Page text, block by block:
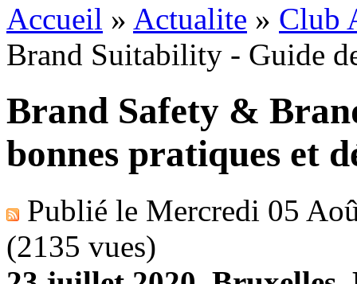
Accueil » Actualite » Club
Brand Suitability - Guide
Brand Safety &
bonnes pratiques et
Publié le Mercredi 05
(2135 vues)